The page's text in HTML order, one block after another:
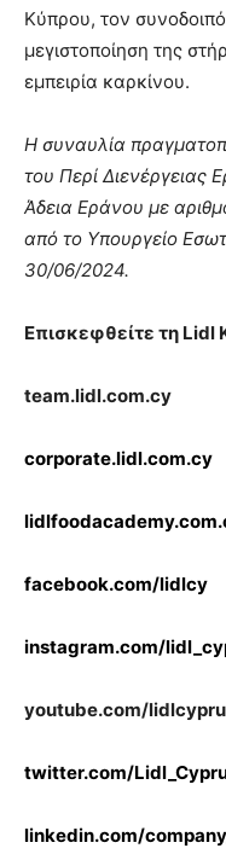
Κύπρου, τον
μεγιστοποίηση της
εμπειρία καρκίνου.
Η συναυλία
του Περί Διενέργειας
Άδεια Εράνου με
από το Υπουργείο
30/06/2024.
Επισκεφθείτε τη Lidl
team.lidl.com.cy
corporate.lidl.com.cy
facebook.com/
instagram.com/
youtube.com/
twitter.com/
linkedin.com/